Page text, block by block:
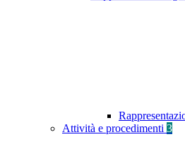
Attività e procedimenti 3